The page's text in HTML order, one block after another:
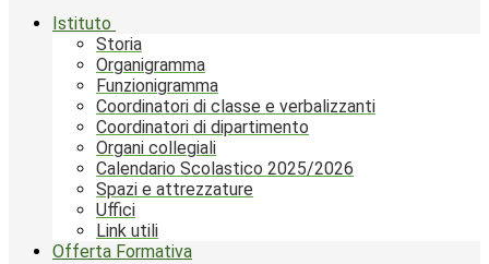
Istituto
Storia
Organigramma
Funzionigramma
Coordinatori di classe e verbalizzanti
Coordinatori di dipartimento
Organi collegiali
Calendario Scolastico 2025/2026
Spazi e attrezzature
Uffici
Link utili
Offerta Formativa